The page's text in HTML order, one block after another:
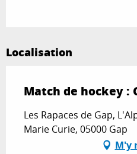
Localisation
Match de hockey :
Les Rapaces de Gap,
Marie Curie, 05000 Gap
M'y